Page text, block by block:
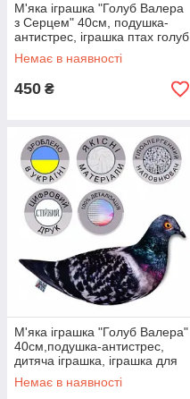
М'яка іграшка "Голуб Валера
з Серцем" 40см, подушка-
антистрес, іграшка птах голуб
Немає в наявності
450 ₴
М'яка іграшка "Голуб Валера"
40см,подушка-антистрес,
дитяча іграшка, іграшка для
дітей, іграшка птах
Немає в наявності